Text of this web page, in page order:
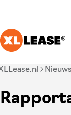
Je bent nu voorbij
Nieuws